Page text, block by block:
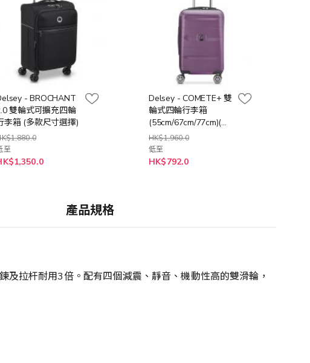
- BROCHANT
雙輪式可擴充四輪
李箱 (多款尺寸選擇)
至
Delsey - COMETE+ 雙
輪式四輪行李箱
(55cm/67cm/77cm)(暗
紫色/黑色/綠色)
HK$1,960.0
低至
HK$792.0
產品規格
拉杆耐用3倍。配有四個減震、靜音、機動性高的雙滑輪，